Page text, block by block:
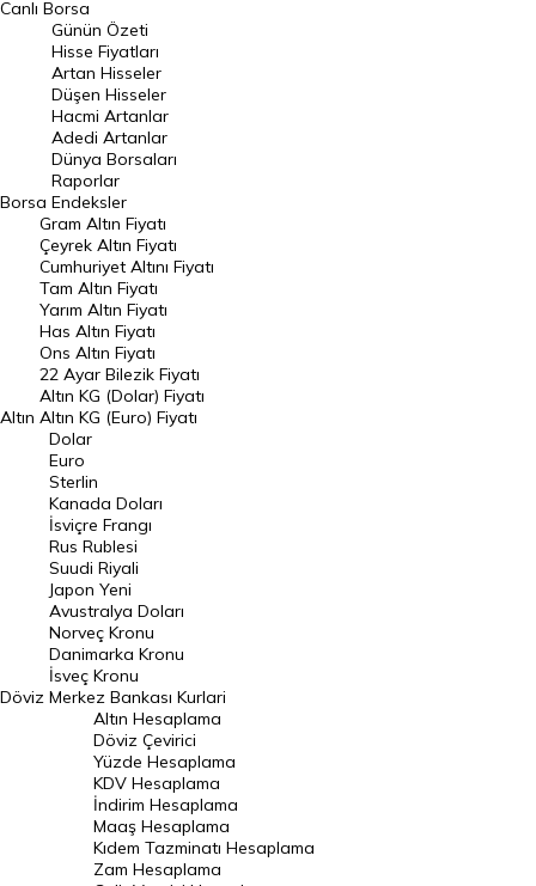
En Çok Artan Hisseler
En Çok Düşen Hisseler
Hacmi Artanlar
Geçmiş Kapanışlar
Dünya Borsaları
Raporlar
Endeksler
DÖVİZ
Döviz Kuru
Dolar Kuru
Euro Kuru
Pound Kuru
Frank Kuru
Riyal Kuru
Avustralya Doları
Danimarka Kronu Kuru
Kanada Doları Kuru
Norveç Kronu Kuru
İsveç Kronu Kuru
Japon Yeni Kuru
Serbest Piyasa Döviz Kurları
Merkez Bankası Döviz Kurları
Canlı Borsa
Borsa
Günün Özeti
Hisse Fiyatları
Artan Hisseler
Düşen Hisseler
Hacmi Artanlar
Adedi Artanlar
Dünya Borsaları
Raporlar
Endeksler
Altın
Gram Altın Fiyatı
Çeyrek Altın Fiyatı
Cumhuriyet Altını Fiyatı
Tam Altın Fiyatı
Yarım Altın Fiyatı
Has Altın Fiyatı
Ons Altın Fiyatı
22 Ayar Bilezik Fiyatı
Altın KG (Dolar) Fiyatı
Altın KG (Euro) Fiyatı
Döviz
Dolar
Euro
Sterlin
Kanada Doları
İsviçre Frangı
Rus Rublesi
Suudi Riyali
Japon Yeni
Avustralya Doları
Norveç Kronu
Danimarka Kronu
İsveç Kronu
Merkez Bankası Kurlari
Altın Hesaplama
Döviz Çevirici
Yüzde Hesaplama
KDV Hesaplama
İndirim Hesaplama
Maaş Hesaplama
Kıdem Tazminatı Hesaplama
Zam Hesaplama